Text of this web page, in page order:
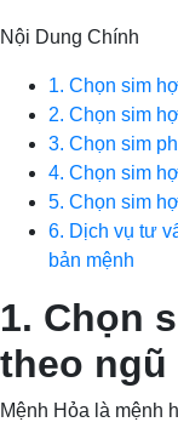
Nội Dung Chính
1. Chọn sim
2. Chọn sim
3. Chọn sim
4. Chọn sim
5. Chọn sim
6. Dịch vụ tư
bản mệnh
1. Chọn
theo ngũ
Mệnh Hỏa là mệnh